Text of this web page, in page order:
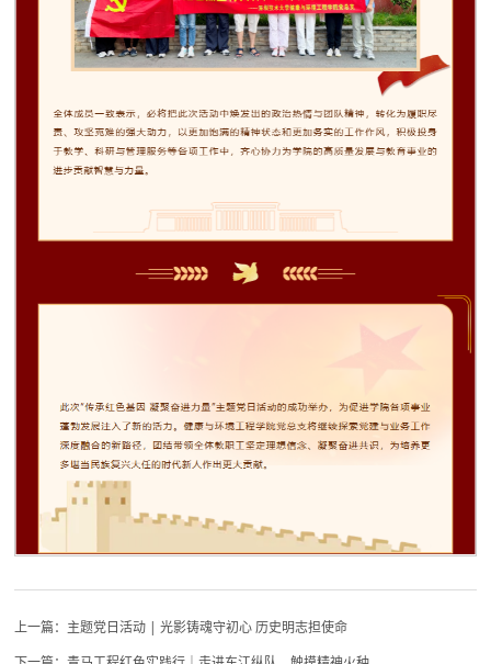
上一篇： 主题党日活动 | 光影铸魂守初心 历史明志担使命